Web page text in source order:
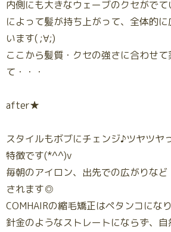
内側にも大きなウェーブのクセがで
によって髪が持ち上がって、全体的
います( ;∀;)
ここから髪質・クセの強さに合わせ
て・・・
after★
スタイルもボブにチェンジ♪ツヤツヤ
特徴です(*^^)v
毎朝のアイロン、出先での広がりな
されます◎
COMHAIRの縮毛矯正はペタンコにな
針金のようなストレートにならず、